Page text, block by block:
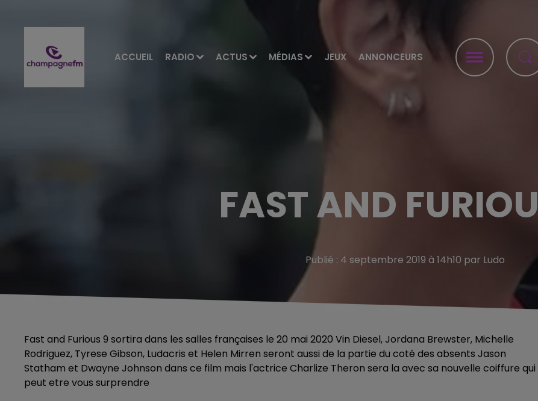
ACCUEIL RADIO ACTUS MÉDIAS JEUX ANNONCEURS
FAST AND
Publié : 4 septembre 2019 à 14h10 par Ludo
Fast and Furious 9 sortira dans les salles françaises le 20 mai 2020 Vin Diesel, Jordana Brewster, Michelle
Rodriguez, Tyrese Gibson, Ludacris et Helen Mirren seront aussi de la partie du coté des absents Jason
Statham et Dwayne Johnson dans ce film mais l'actrice Charlize Theron sera la avec sa nouvelle coiffure qui
peut etre vous surprendre